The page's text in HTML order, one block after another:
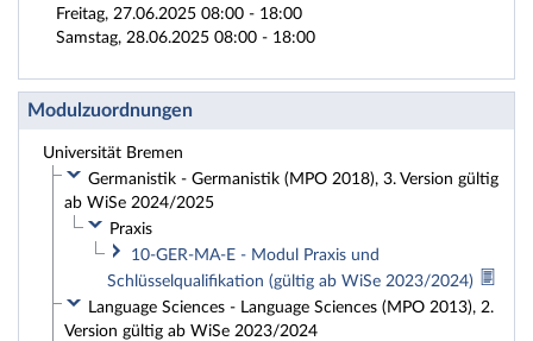
Freitag, 27.06.2025 08:00 - 18:00
Samstag, 28.06.2025 08:00 - 18:00
Modulzuordnungen
Universität Bremen
Germanistik - Germanistik (MPO 2018), 3. Version gültig
ab WiSe 2024/2025
Praxis
10-GER-MA-E - Modul Praxis und
Schlüsselqualifikation (gültig ab WiSe 2023/2024)
Language Sciences - Language Sciences (MPO 2013), 2.
Version gültig ab WiSe 2023/2024